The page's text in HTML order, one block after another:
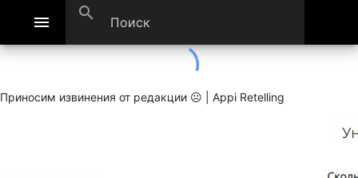
menu search
Приносим извинения от редакции ☹ | Appi Retelling